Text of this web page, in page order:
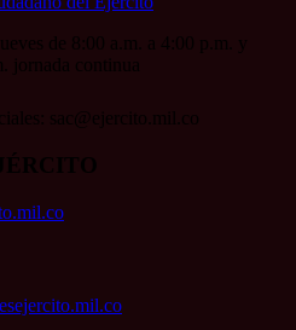
de 8:00 a.m. a 4:00 p.m. y
jornada continua
sac@ejercito.mil.co